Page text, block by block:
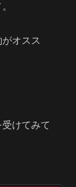
オスス
けてみて